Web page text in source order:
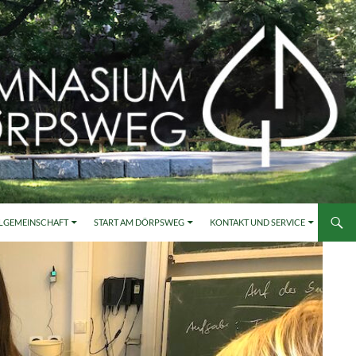
START AM DÖRPSWEG KONTAKT UND SERVICE